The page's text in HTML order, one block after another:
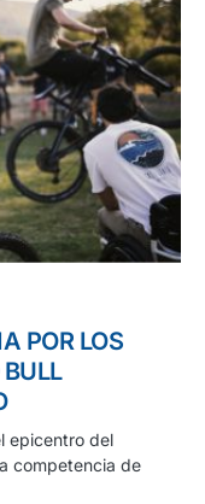
POR LOS
epicentro del
competencia de